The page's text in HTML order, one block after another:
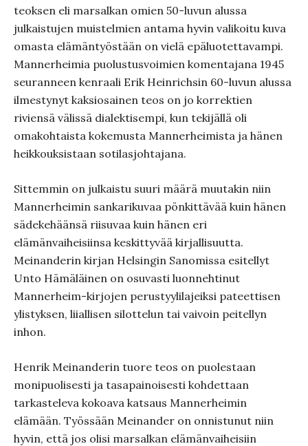
teoksen eli marsalkan omien 50-luvun alussa
julkaistujen muistelmien antama hyvin valikoitu kuva
omasta elämäntyöstään on vielä epäluotettavampi.
Mannerheimia puolustusvoimien komentajana 1945
seuranneen kenraali Erik Heinrichsin 60-luvun alussa
ilmestynyt kaksiosainen teos on jo korrektien
riviensä välissä dialektisempi, kun tekijällä oli
omakohtaista kokemusta Mannerheimista ja hänen
heikkouksistaan sotilasjohtajana.
Sittemmin on julkaistu suuri määrä muutakin niin
Mannerheimin sankarikuvaa pönkittävää kuin hänen
sädekehäänsä riisuvaa kuin hänen eri
elämänvaiheisiinsa keskittyvää kirjallisuutta.
Meinanderin kirjan Helsingin Sanomissa esitellyt
Unto Hämäläinen on osuvasti luonnehtinut
Mannerheim-kirjojen perustyylilajeiksi pateettisen
ylistyksen, liiallisen silottelun tai vaivoin peitellyn
inhon.
Henrik Meinanderin tuore teos on puolestaan
monipuolisesti ja tasapainoisesti kohdettaan
tarkasteleva kokoava katsaus Mannerheimin
elämään. Työssään Meinander on onnistunut niin
hyvin, että jos olisi marsalkan elämänvaiheisiin